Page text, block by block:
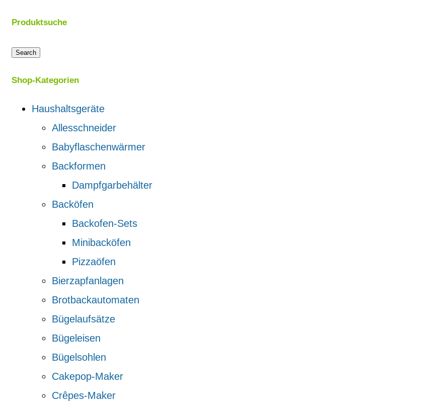
Produktsuche
Search
Shop-Kategorien
Haushaltsgeräte
Allesschneider
Babyflaschenwärmer
Backformen
Dampfgarbehälter
Backöfen
Backofen-Sets
Minibacköfen
Pizzaöfen
Bierzapfanlagen
Brotbackautomaten
Bügelaufsätze
Bügeleisen
Bügelsohlen
Cakepop-Maker
Crêpes-Maker